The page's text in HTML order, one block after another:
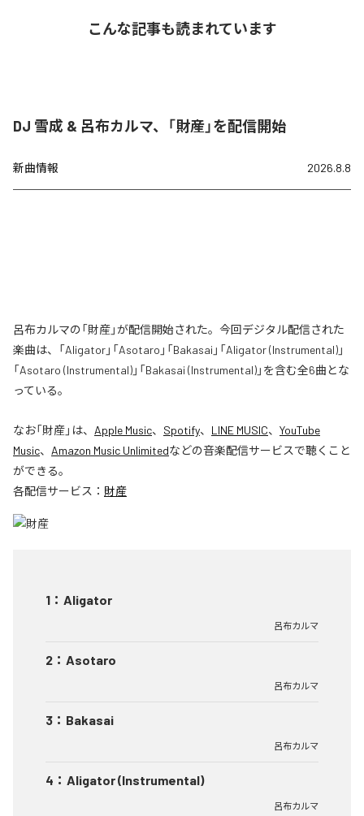
こんな記事も読まれています
DJ 雪成 & 呂布カルマ、「財産」を配信開始
新曲情報 2026.8.8
呂布カルマの「財産」が配信開始された。今回デジタル配信された
楽曲は、「Aligator」「Asotaro」「Bakasai」「Aligator (Instrumental)」
「Asotaro (Instrumental)」「Bakasai (Instrumental)」を含む全6曲とな
っている。
なお「財産」は、 Apple Music、 Spotify、 LINE MUSIC、 YouTube
Music、 Amazon Music Unlimitedなどの音楽配信サービスで聴くこと
ができる。
各配信サービス： 財産
1 ： Aligator
呂布カルマ
2 ： Asotaro
呂布カルマ
3 ： Bakasai
呂布カルマ
4 ： Aligator (Instrumental)
呂布カルマ